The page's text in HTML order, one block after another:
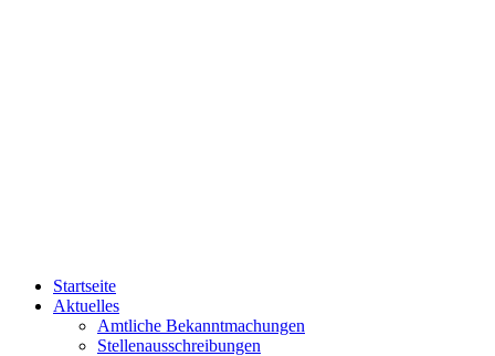
Startseite
Aktuelles
Amtliche Bekanntmachungen
Stellenausschreibungen